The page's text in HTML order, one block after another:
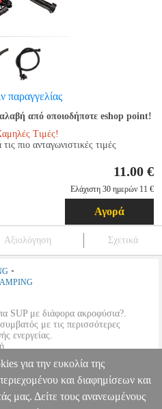
παραγγελίας
από οποιοδήποτε eshop point!
Τιμές!
πιο ανταγωνιστικές τιμές
11.00 €
Ελάχιστη 30 ημερών 11 €
Αγορά
Αξιολόγηση Σχετικά
•
SUP με διάφορα ακροφύσια?.
με τις περισσότερες
ενεργείας.
Halkey-Roberts (πχ. για SUP) και
σε οποιοδήποτε φουσκωτό προϊόν.
ΓΙΑ ΤΡΟΜΠΑ SUP ΜΕ
για την ευκολία της
και διαφημίσεων και
μας. Δείτε τους ανανεωμένους